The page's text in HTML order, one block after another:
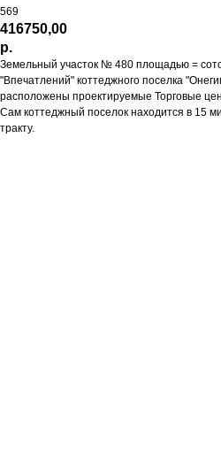
569
416750,00
р.
Земельный участок № 480 площадью =
"Впечатлений" коттеджного поселка
расположены проектируемые Торговые
Сам коттеджный поселок находится в 15
тракту.